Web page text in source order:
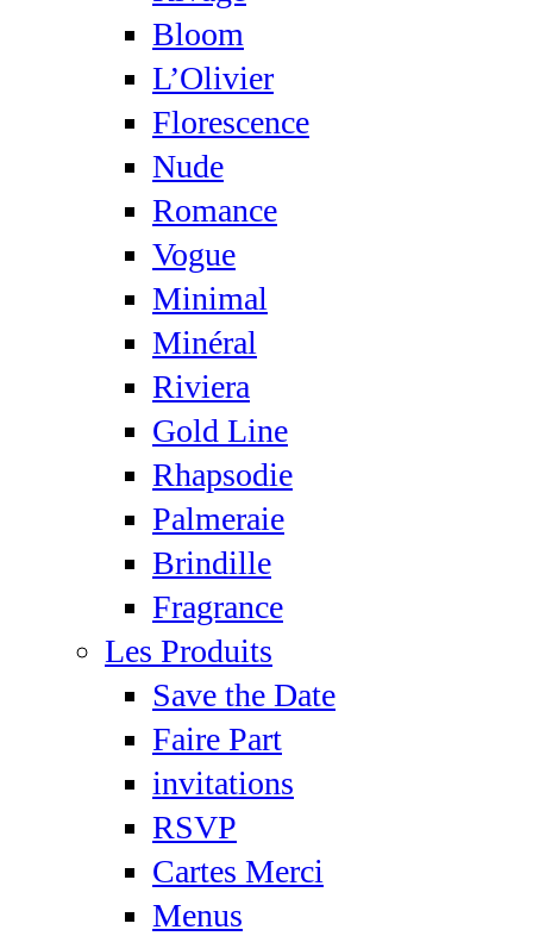
Bloom
L’Olivier
Florescence
Nude
Romance
Vogue
Minimal
Minéral
Riviera
Gold Line
Rhapsodie
Palmeraie
Brindille
Fragrance
Les Produits
Save the Date
Faire Part
invitations
RSVP
Cartes Merci
Menus